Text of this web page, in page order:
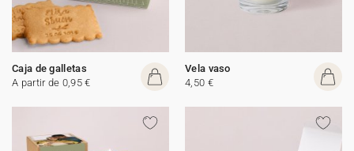
Caja de galletas
A partir de 0,95 €
Vela vaso
4,50 €